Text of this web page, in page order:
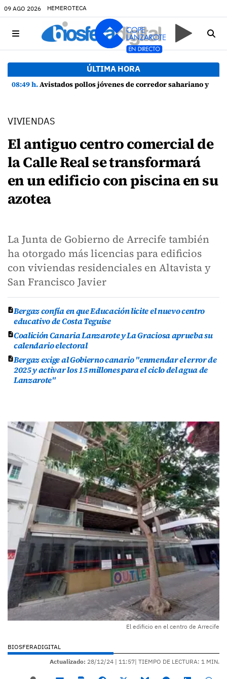
09 AGO 2026 HEMEROTECA
ÚLTIMA HORA
08:49 h.Avistados pollos jóvenes de corredor sahariano y episodios de cortejo de hubara cerca del rally de Lanzarote
VIVIENDAS
El antiguo centro comercial de
la Calle Real se transformará
en un edificio con piscina en su
azotea
La Junta de Gobierno de Arrecife también
ha otorgado más licencias para edificios
con viviendas residenciales en Altavista y
San Francisco Javier
Bergaz confía en que Educación licite el nuevo centro
educativo de Costa Teguise
Coalición Canaria Lanzarote y La Graciosa aprueba su
calendario electoral
Bergaz exige al Gobierno canario "enmendar el error de
2025 y activar los 15 millones para el ciclo del agua de
Lanzarote"
El edificio en el centro de Arrecife
BIOSFERADIGITAL
Actualizado: 28/12/24 | 11:57| TIEMPO DE LECTURA: 1 MIN.